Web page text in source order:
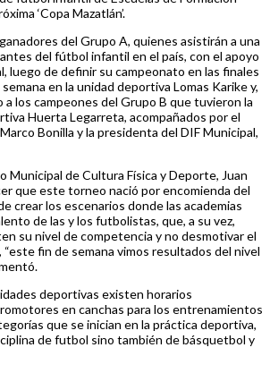
‘Copa Mazatlán’.
del Grupo A, quienes asistirán a una
del fútbol infantil en el país, con el apoyo
luego de definir su campeonato en las finales
en la unidad deportiva Lomas Karike y,
los campeones del Grupo B que tuvieron la
Huerta Legarreta, acompañados por el
Bonilla y la presidenta del DIF Municipal,
de Cultura Física y Deporte, Juan
que este torneo nació por encomienda del
crear los escenarios donde las academias
de las y los futbolistas, que, a su vez,
su nivel de competencia y no desmotivar el
fin de semana vimos resultados del nivel
deportivas existen horarios
en canchas para los entrenamientos
que se inician en la práctica deportiva,
de futbol sino también de básquetbol y